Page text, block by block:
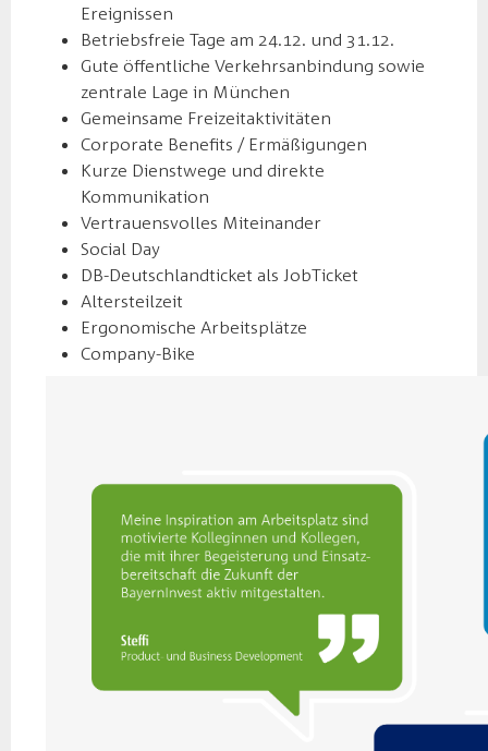
Ereignissen
Betriebsfreie Tage am 24.12. und 31.12.
Gute öffentliche Verkehrsanbindung sowie
zentrale Lage in München
Gemeinsame Freizeitaktivitäten
Corporate Benefits / Ermäßigungen
Kurze Dienstwege und direkte
Kommunikation
Vertrauensvolles Miteinander
Social Day
DB-Deutschlandticket als JobTicket
Altersteilzeit
Ergonomische Arbeitsplätze
Company-Bike